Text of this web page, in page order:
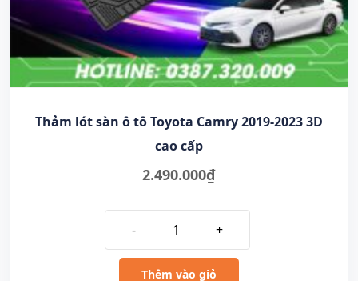
Thảm lót sàn ô tô Toyota Camry 2019-2023 3D
cao cấp
2.490.000₫
- +
Thêm vào giỏ